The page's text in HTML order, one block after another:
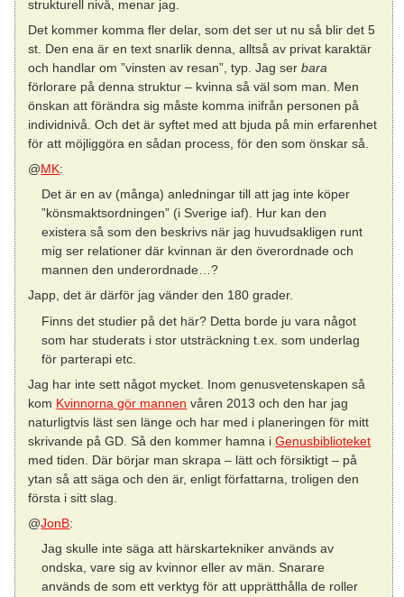
strukturell nivå, menar jag.
Det kommer komma fler delar, som det ser ut nu så blir det 5
st. Den ena är en text snarlik denna, alltså av privat karaktär
och handlar om ”vinsten av resan”, typ. Jag serbara
förlorare på denna struktur – kvinna så väl som man. Men
önskan att förändra sig måste komma inifrån personen på
individnivå. Och det är syftet med att bjuda på min erfarenhet
för att möjliggöra en sådan process, för den som önskar så.
@MK:
Det är en av (många) anledningar till att jag inte köper
”könsmaktsordningen” (i Sverige iaf). Hur kan den
existera så som den beskrivs när jag huvudsakligen runt
mig ser relationer där kvinnan är den överordnade och
mannen den underordnade…?
Japp, det är därför jag vänder den 180 grader.
Finns det studier på det här? Detta borde ju vara något
som har studerats i stor utsträckning t.ex. som underlag
för parterapi etc.
Jag har inte sett något mycket. Inom genusvetenskapen så
kom Kvinnorna gör mannen våren 2013 och den har jag
naturligtvis läst sen länge och har med i planeringen för mitt
skrivande på GD. Så den kommer hamna iGenusbiblioteket
med tiden. Där börjar man skrapa – lätt och försiktigt – på
ytan så att säga och den är, enligt författarna, troligen den
första i sitt slag.
@JonB:
Jag skulle inte säga att härskartekniker används av
ondska, vare sig av kvinnor eller av män. Snarare
används de som ett verktyg för att upprätthålla de roller